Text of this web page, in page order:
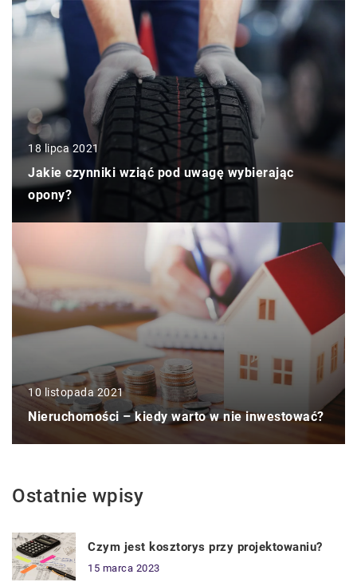
18 lipca 2021
Jakie czynniki wziąć pod uwagę wybierając
opony?
10 listopada 2021
Nieruchomości – kiedy warto w nie inwestować?
Ostatnie wpisy
Czym jest kosztorys przy projektowaniu?
15 marca 2023